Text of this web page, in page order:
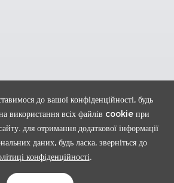
до вашої конфіденційності, будь
використання всіх файлів cookie при
для отримання додаткової інформації
даних, будь ласка, зверніться до
конфіденційності.